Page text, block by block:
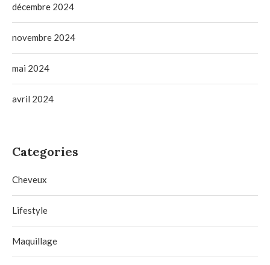
décembre 2024
novembre 2024
mai 2024
avril 2024
Categories
Cheveux
Lifestyle
Maquillage